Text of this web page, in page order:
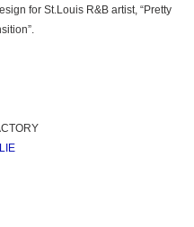
for St.Louis R&B artist, “Pretty